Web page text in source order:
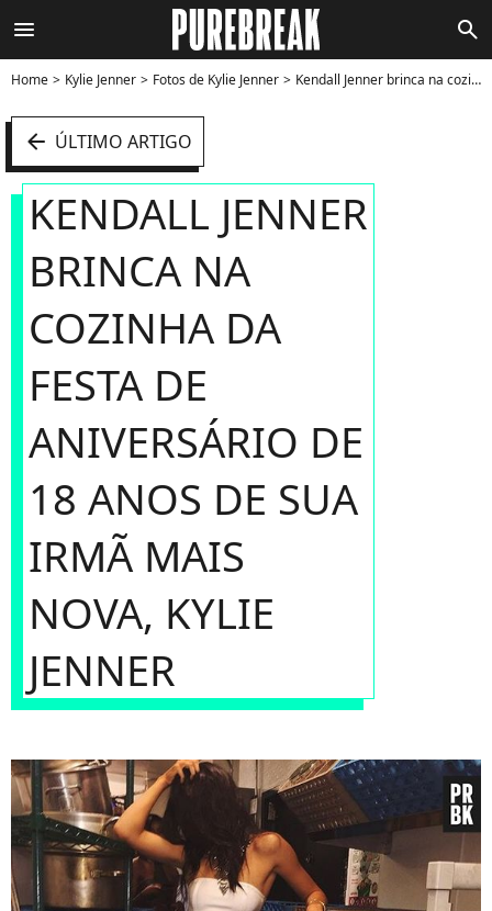
menu search
Home Kylie Jenner Fotos de Kylie Jenner Kendall Jenner brinca na cozinha da festa de aniversário de 18 anos de sua irmã mais nova, Kylie Jenner - Foto
arrow_left ÚLTIMO ARTIGO
KENDALL JENNER
BRINCA NA
COZINHA DA
FESTA DE
ANIVERSÁRIO DE
18 ANOS DE SUA
IRMÃ MAIS
NOVA, KYLIE
JENNER